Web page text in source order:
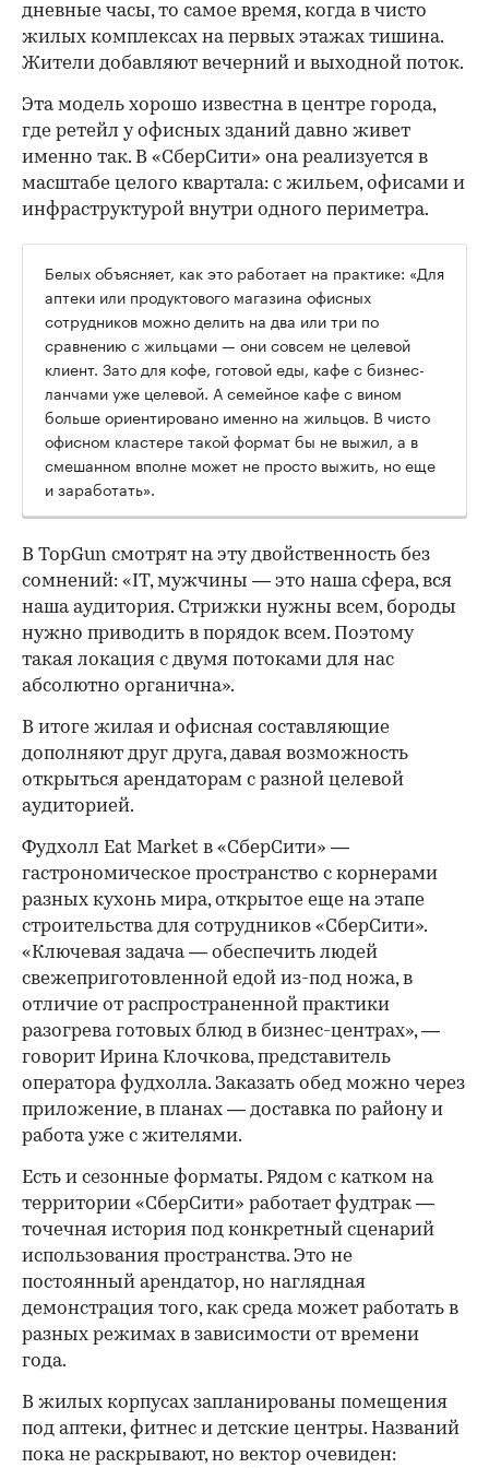
дневные часы, то самое время, когда в чисто
жилых комплексах на первых этажах тишина.
Жители добавляют вечерний и выходной поток.
Эта модель хорошо известна в центре города,
где ретейл у офисных зданий давно живет
именно так. В «СберСити» она реализуется в
масштабе целого квартала: с жильем, офисами и
инфраструктурой внутри одного периметра.
Белых объясняет, как это работает на практике: «Для
аптеки или продуктового магазина офисных
сотрудников можно делить на два или три по
сравнению с жильцами — они совсем не целевой
клиент. Зато для кофе, готовой еды, кафе с бизнес-
ланчами уже целевой. А семейное кафе с вином
больше ориентировано именно на жильцов. В чисто
офисном кластере такой формат бы не выжил, а в
смешанном вполне может не просто выжить, но еще
и заработать».
В TopGun смотрят на эту двойственность без
сомнений: «IT, мужчины — это наша сфера, вся
наша аудитория. Стрижки нужны всем, бороды
нужно приводить в порядок всем. Поэтому
такая локация с двумя потоками для нас
абсолютно органична».
В итоге жилая и офисная составляющие
дополняют друг друга, давая возможность
открыться арендаторам с разной целевой
аудиторией.
Фудхолл Eat Market в «СберСити» —
гастрономическое пространство с корнерами
разных кухонь мира, открытое еще на этапе
строительства для сотрудников «СберСити».
«Ключевая задача — обеспечить людей
свежеприготовленной едой из-под ножа, в
отличие от распространенной практики
разогрева готовых блюд в бизнес-центрах», —
говорит Ирина Клочкова, представитель
оператора фудхолла. Заказать обед можно через
приложение, в планах — доставка по району и
работа уже с жителями.
Есть и сезонные форматы. Рядом с катком на
территории «СберСити» работает фудтрак —
точечная история под конкретный сценарий
использования пространства. Это не
постоянный арендатор, но наглядная
демонстрация того, как среда может работать в
разных режимах в зависимости от времени
года.
В жилых корпусах запланированы помещения
под аптеки, фитнес и детские центры. Названий
пока не раскрывают, но вектор очевиден: